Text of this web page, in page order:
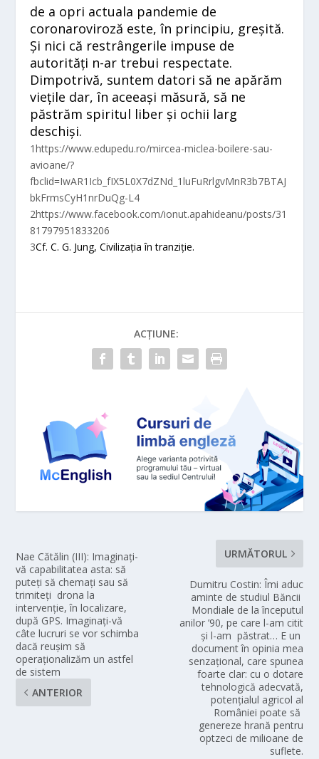
de a opri actuala pandemie de
coronaroviroză este, în principiu, greșită.
Și nici că restrângerile impuse de
autorități n-ar trebui respectate.
Dimpotrivă, suntem datori să ne apărăm
viețile dar, în aceeași măsură, să ne
păstrăm spiritul liber și ochii larg
deschiși.
1https://www.edupedu.ro/mircea-miclea-boilere-sau-
avioane/?
fbclid=IwAR1Icb_fIX5L0X7dZNd_1luFuRrlgvMnR3b7BTAJ
bkFrmsCyH1nrDuQg-L4
2https://www.facebook.com/ionut.apahideanu/posts/31
81797951833206
3Cf. C. G. Jung,Civilizația în tranziție.
ACȚIUNE:
Nae Cătălin (III): Imaginați-
vă capabilitatea asta: să
puteți să chemați sau să
trimiteți drona la
intervenție, în localizare,
după GPS. Imaginați-vă
câte lucruri se vor schimba
dacă reușim să
operaționalizăm un astfel
de sistem
ANTERIOR
URMĂTORUL
Dumitru Costin: Îmi aduc
aminte de studiul Băncii
Mondiale de la începutul
anilor ’90, pe care l-am citit
și l-am păstrat… E un
document în opinia mea
senzațional, care spunea
foarte clar: cu o dotare
tehnologică adecvată,
potențialul agricol al
României poate să
genereze hrană pentru
optzeci de milioane de
suflete.